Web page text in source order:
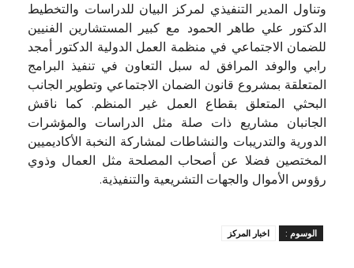
وتناول المدير التنفيذي لمركز البيان للدراسات والتخطيط
الدكتور علي طاهر الحمود مع كبير المستشارين الفنيين
للضمان الاجتماعي في منظمة العمل الدولية الدكتور أمجد
رابي والوفد المرافق له سبل التعاون في تنفيذ البرامج
المتعلقة بمشروع قانون الضمان الاجتماعي وتطوير الجانب
البحثي المتعلق بقطاع العمل غير المنظم. كما ناقش
الجانبان مشاريع ذات صلة مثل الدراسات والمؤشرات
الدورية والتدريبات والنشاطات لمشاركة النخبة الأكاديميين
المختصين فضلا عن أصحاب المصلحة مثل العمال وذوي
رؤوس الأموال والجهات التشريعية والتنفيذية.
الوسوم : اخبار المركز